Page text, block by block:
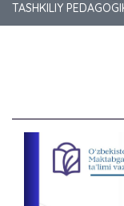
TASHKILIY